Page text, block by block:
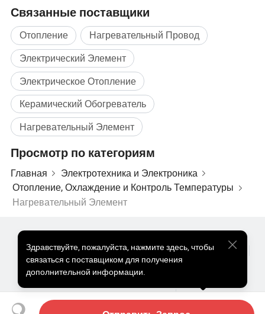
Информация о компании
Связанные поставщики
Отопление
Нагревательный Провод
Электрический Элемент
Электрическое Отопление
Керамический Обогреватель
Нагревательный Элемент
Просмотр по категориям
Главная
Электротехника и Электроника
Отопление, Охлаждение и Контроль Температуры
Нагревательный Элемент
Здравствуйте, пожалуйста, нажмите здесь, чтобы
связаться с поставщиком для получения
дополнительной информации.
Оптом Горячие Товары
Звездный покупатель
ПК Сайт
Информация
Пользовательское соглашение
Политика конфиденциальности
Контакты